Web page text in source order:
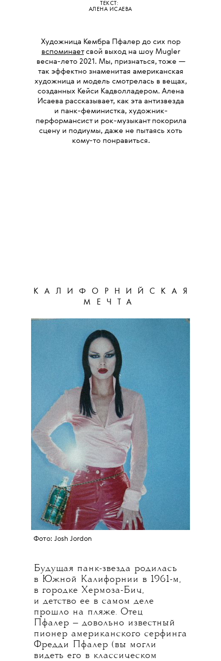
ТЕКСТ:
АЛЕНА ИСАЕВА
Художница Кембра Пфалер до сих пор
вспоминаетсвой выход на шоу Mugler
весна-лето 2021. Мы, признаться, тоже —
так эффектно знаменитая американская
художница и модель смотрелась в вещах,
созданных Кейси Кадволладером. Алена
Исаева рассказывает, как эта антизвезда
и панк-феминистка, художник-
перформансист и рок-музыкант покорила
сцену и подиумы, даже не пытаясь хоть
кому-то понравиться.
КАЛИФОРНИЙСКАЯ
МЕЧТА
Фото: Josh Jordon
Будущая панк-звезда родилась
в Южной Калифорнии в 1961-м,
в городке Хермоза-Бич,
и детство ее в самом деле
прошло на пляже. Отец
Пфалер — довольно известный
пионер американского серфинга
Фредди Пфалер (вы могли
видеть его в классическом